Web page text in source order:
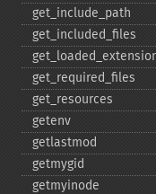
get_​include_​path
get_​included_​files
get_​required_​files
get_​resources
getenv
getlastmod
getmygid
getmyinode